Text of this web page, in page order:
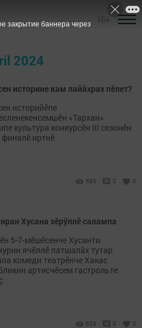
2024
историне кам лайăхрах пӗлет?
историйӗпе
«Тархан»
культура конкурсӗн III сезонӗн
иртнӗ
593 0 0
Хусана хӗрӳллӗ салампа
5-7-мӗшӗсенче Хусанти
ячӗллӗ патшалăх тутар
комеди театрӗнче Хакас
артисчӗсем гастрольте
629 0 0
закрытие баннера через